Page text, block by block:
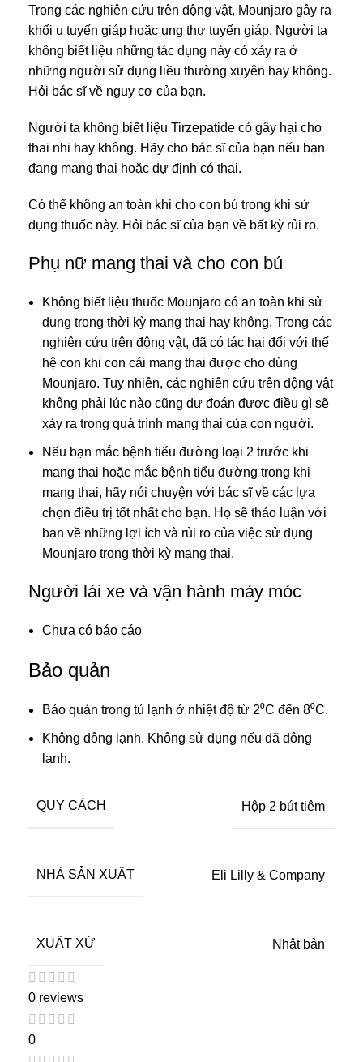
Trong các nghiên cứu trên động vật, Mounjaro gây ra
khối u tuyến giáp hoặc ung thư tuyến giáp. Người ta
không biết liệu những tác dụng này có xảy ra ở
những người sử dụng liều thường xuyên hay không.
Hỏi bác sĩ về nguy cơ của bạn.
Người ta không biết liệu Tirzepatide có gây hại cho
thai nhi hay không. Hãy cho bác sĩ của bạn nếu bạn
đang mang thai hoặc dự định có thai.
Có thể không an toàn khi cho con bú trong khi sử
dụng thuốc này. Hỏi bác sĩ của bạn về bất kỳ rủi ro.
Phụ nữ mang thai và cho con bú
Không biết liệu thuốc Mounjaro có an toàn khi sử
dụng trong thời kỳ mang thai hay không. Trong các
nghiên cứu trên động vật, đã có tác hại đối với thế
hệ con khi con cái mang thai được cho dùng
Mounjaro. Tuy nhiên, các nghiên cứu trên động vật
không phải lúc nào cũng dự đoán được điều gì sẽ
xảy ra trong quá trình mang thai của con người.
Nếu bạn mắc bệnh tiểu đường loại 2 trước khi
mang thai hoặc mắc bệnh tiểu đường trong khi
mang thai, hãy nói chuyện với bác sĩ về các lựa
chọn điều trị tốt nhất cho bạn. Họ sẽ thảo luận với
bạn về những lợi ích và rủi ro của việc sử dụng
Mounjaro trong thời kỳ mang thai.
Người lái xe và vận hành máy móc
Chưa có báo cáo
Bảo quản
Bảo quản trong tủ lạnh ở nhiệt độ từ 2⁰C đến 8⁰C.
Không đông lạnh. Không sử dụng nếu đã đông
lạnh.
QUY CÁCH Hộp 2 bút tiêm
NHÀ SẢN XUẤT Eli Lilly & Company
XUẤT XỨ Nhật bản
0 reviews
0